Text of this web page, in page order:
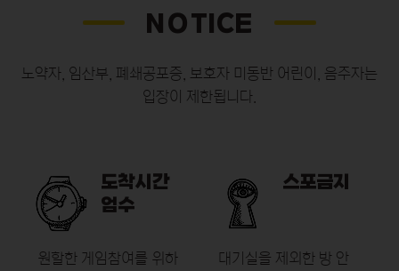
NOTICE
노약자, 임산부, 폐쇄공포증, 보호자 미동반 어린이, 음주자는
입장이 제한됩니다.
도착시간
엄수
원할한 게임참여를 위하
스포금지
대기실을 제외한 방 안